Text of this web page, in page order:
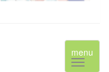
menu